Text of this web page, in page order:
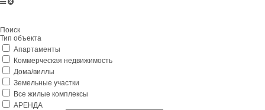
Поиск
Тип объекта
Апартаменты
Коммерческая недвижимость
Дома/виллы
Земельные участки
Все жилые комплексы
АРЕНДА